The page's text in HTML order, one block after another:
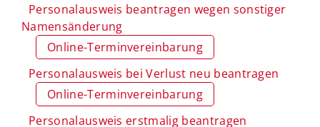
Personalausweis beantragen wegen sonstiger
Namensänderung
Online-Terminvereinbarung
Personalausweis bei Verlust neu beantragen
Online-Terminvereinbarung
Personalausweis erstmalig beantragen